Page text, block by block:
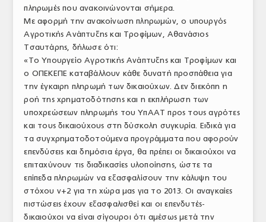
ΕΞΟΠΛΙΣΜΟΣ
ΥΠΗΡΕΣΙΕΣ
ΕΜΠΟΡΙΚΟΙ ΑΝΤΙΠΡΟΣΩΠΟΙ
ΝΟΜΟΘΕΣΙΑ
ΕΛΛΗΝΙΚΗ ΝΟΜΟΘΕΣΙΑ
ΕΥΡΩΠΑΪΚΗ ΝΟΜΟΘΕΣΙΑ
ΤΟ ΠΕΡΙΟΔΙΚΟ
ΑΡΧΕΙΟ ΤΕΥΧΩΝ
πληρωμές που ανακοινώνονται σήμερα.
Με αφορμή την ανακοίνωση πληρωμών, ο υπουργός
Αγροτικής Ανάπτυξης και Τροφίμων, Αθανάσιος
Τσαυτάρης, δήλωσε ότι:
«Το Υπουργείο Αγροτικής Ανάπτυξης και Τροφίμων και
ο ΟΠΕΚΕΠΕ καταβάλλουν κάθε δυνατή προσπάθεια για
την έγκαιρη πληρωμή των δικαιούχων. Δεν διεκόπη η
ροή της χρηματοδότησης και η εκπλήρωση των
υποχρεώσεων πληρωμής του ΥπΑΑΤ προς τους αγρότες
και τους δικαιούχους στη δύσκολη συγκυρία. Ειδικά για
τα συγχρηματοδοτούμενα προγράμματα που αφορούν
επενδύσεις και δημόσια έργα, θα πρέπει οι δικαιούχοι να
επιταχύνουν τις διαδικασίες υλοποίησης, ώστε τα
επίπεδα πληρωμών να εξασφαλίσουν την κάλυψη του
στόχου ν+2 για τη χώρα μας για το 2013. Οι αναγκαίες
πιστώσεις έχουν εξασφαλισθεί και οι επενδυτές-
δικαιούχοι να είναι σίγουροι ότι αμέσως μετά την